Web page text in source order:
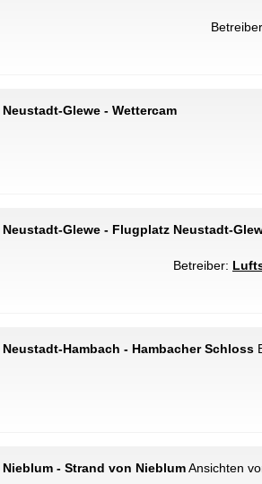
Neustadt-Glewe - Wettercam
Neustadt-Glewe - Flugplatz Neustadt-
Betreiber:
Neustadt-Hambach - Hambacher Schloss
Nieblum - Strand von NieblumAnsichten